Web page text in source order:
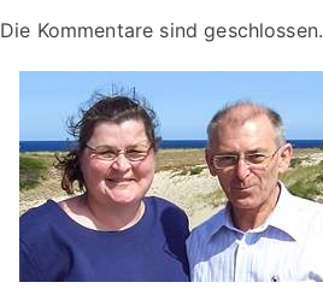
Die Kommentare sind geschlossen.